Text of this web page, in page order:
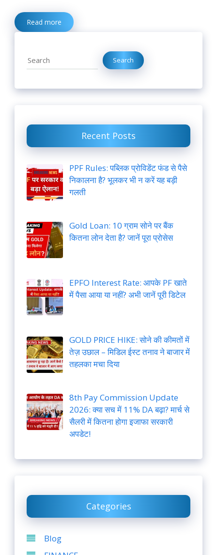
Read more
Search Search
Recent Posts
PPF Rules: पब्लिक प्रोविडेंट फंड से पैसे
निकालना है? भूलकर भी न करें यह बड़ी
गलती
Gold Loan: 10 ग्राम सोने पर बैंक
कितना लोन देता है? जानें पूरा प्रोसेस
EPFO Interest Rate: आपके PF खाते
में पैसा आया या नहीं? अभी जानें पूरी डिटेल
GOLD PRICE HIKE: सोने की कीमतों में
तेज़ उछाल – मिडिल ईस्ट तनाव ने बाजार में
तहलका मचा दिया
8th Pay Commission Update
2026: क्या सच में 11% DA बढ़ा? मार्च से
सैलरी में कितना होगा इजाफा सरकारी
अपडेट!
Categories
Blog